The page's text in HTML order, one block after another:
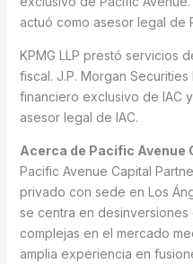
actuó como asesor legal de
KPMG LLP prestó servicios
fiscal. J.P. Morgan
financiero exclusivo de IAC
asesor legal de IAC.
Acerca de Pacific Avenue
Pacific Avenue Capital
privado con sede en Los
se centra en
complejas en el mercado
amplia experiencia en